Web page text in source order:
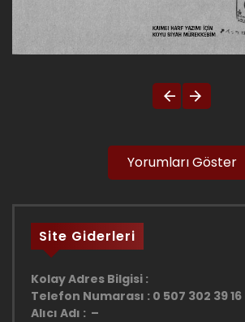
Yorumları Göster
Site Giderleri
Kolay Adres Bilgisi :
Telefon Numarası : 0 507 302 39 16
Alıcı Adı : –